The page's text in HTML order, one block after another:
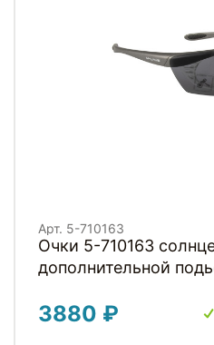
Арт. 5-710163
Очки 5-710163
дополнительной
прозрачные и
3880 ₽